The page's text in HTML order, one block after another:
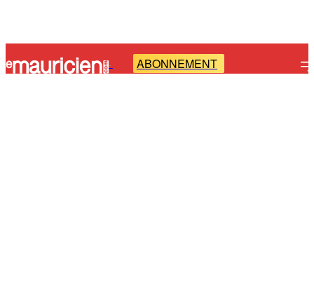
- ABONNEMENT